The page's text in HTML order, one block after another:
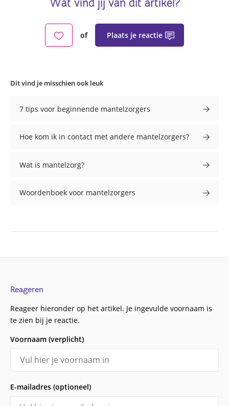
Wat vind jij van dit artikel?
of Plaats je reactie
Dit vind je misschien ook leuk
7 tips voor beginnende mantelzorgers
Hoe kom ik in contact met andere mantelzorgers?
Wat is mantelzorg?
Woordenboek voor mantelzorgers
Reageren
Reageer hieronder op het artikel. Je ingevulde voornaam is
te zien bij je reactie.
Voornaam (verplicht)
E-mailadres (optioneel)